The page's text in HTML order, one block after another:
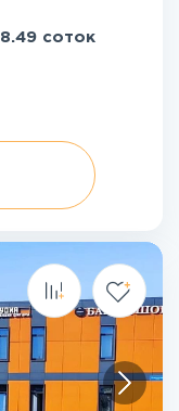
8.49 соток